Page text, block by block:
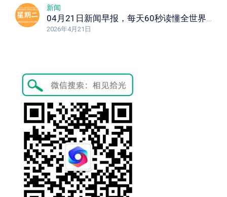
新闻
04月21日新闻早报，每天60秒读懂全世界！
2026年4月21日